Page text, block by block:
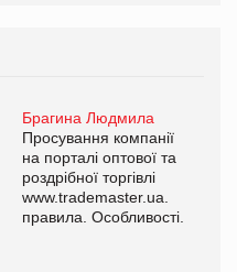
Брагина Людмила
Просування компанії
на порталі оптової та
роздрібної торгівлі
www.trademaster.ua.
правила. Особливості.